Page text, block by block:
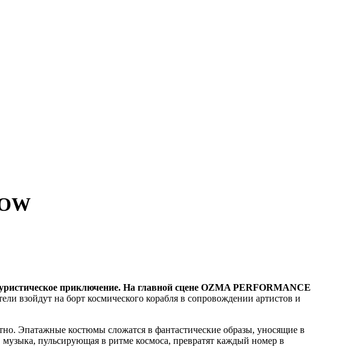
приключение. На главной сцене OZMA PERFORMANCE
взойдут на борт космического корабля в сопровождении артистов и
Эпатажные костюмы сложатся в фантастические образы, уносящие в
пульсирующая в ритме космоса, превратят каждый номер в